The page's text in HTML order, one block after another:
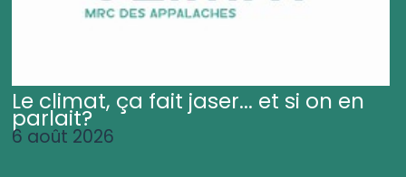
Le climat, ça fait jaser... et si on en
parlait?
6 août 2026